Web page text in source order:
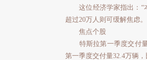
这位经济学家指出：“本
超过20万人则可缓解焦虑。
焦点个股
特斯拉第一季度交付量
第一季度交付量32.4万辆